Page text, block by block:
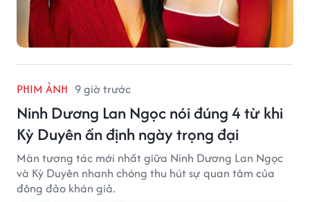
PHIM ẢNH 9 giờ trước
Ninh Dương Lan Ngọc nói đúng 4 từ khi
Kỳ Duyên ấn định ngày trọng đại
Màn tương tác mới nhất giữa Ninh Dương Lan Ngọc
và Kỳ Duyên nhanh chóng thu hút sự quan tâm của
đông đảo khán giả.